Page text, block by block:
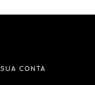
SUA CONTA